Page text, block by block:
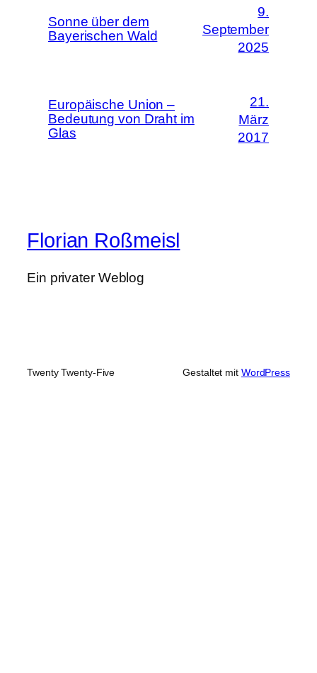
Sonne über dem
Bayerischen Wald
9.
September
2025
Europäische Union –
Bedeutung von Draht im
Glas
21.
März
2017
Florian Roßmeisl
Ein privater Weblog
Twenty Twenty-Five Gestaltet mit WordPress